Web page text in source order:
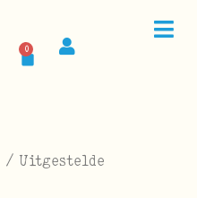
0
/ Uitgestelde